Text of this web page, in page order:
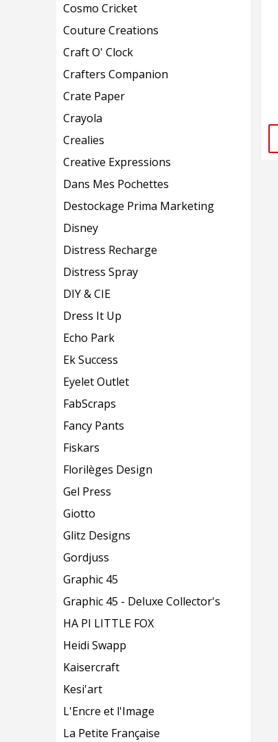
Cosmo Cricket
Couture Creations
Craft O' Clock
Crafters Companion
Crate Paper
Crayola
Crealies
Creative Expressions
Dans Mes Pochettes
Destockage Prima Marketing
Disney
Distress Recharge
Distress Spray
DIY & CIE
Dress It Up
Echo Park
Ek Success
Eyelet Outlet
FabScraps
Fancy Pants
Fiskars
Florilèges Design
Gel Press
Giotto
Glitz Designs
Gordjuss
Graphic 45
Graphic 45 - Deluxe Collector's
HA PI LITTLE FOX
Heidi Swapp
Kaisercraft
Kesi'art
L'Encre et l'Image
La Petite Française